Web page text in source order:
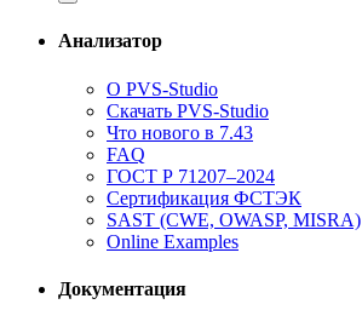
Анализатор
О PVS-Studio
Скачать PVS-Studio
Что нового в 7.43
FAQ
ГОСТ Р 71207–2024
Сертификация ФСТЭК
SAST (CWE, OWASP, MISRA)
Online Examples
Документация